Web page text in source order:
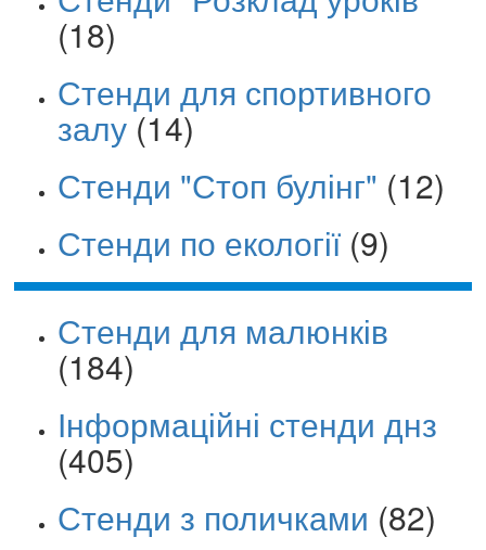
(18)
Стенди для спортивного
залу(14)
Стенди "Стоп булінг" (12)
Стенди по екології (9)
Стенди для малюнків
(184)
Інформаційні стенди днз
(405)
Стенди з поличками (82)